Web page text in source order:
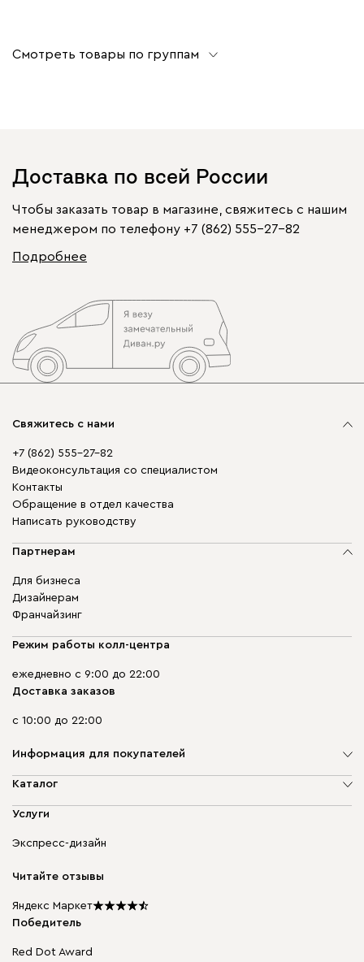
Смотреть товары по группам
Доставка по всей России
Чтобы заказать товар в магазине, свяжитесь с нашим
менеджером по телефону +7 (862) 555-27-82
Подробнее
Свяжитесь с нами
+7 (862) 555-27-82
Видеоконсультация со специалистом
Контакты
Обращение в отдел качества
Написать руководству
Партнерам
Для бизнеса
Дизайнерам
Франчайзинг
Режим работы колл-центра
ежедневно с 9:00 до 22:00
Доставка заказов
с 10:00 до 22:00
Информация для покупателей
О компании
Доставка и оплата
диван.клуб
Подарочные сертификаты
Мы в прессе
Каталог
Мягкая мебель
Бескаркасная мебель
Столы и стулья
Услуги
Экспресс-дизайн
Читайте отзывы
Яндекс Маркет
Победитель
Red Dot Award